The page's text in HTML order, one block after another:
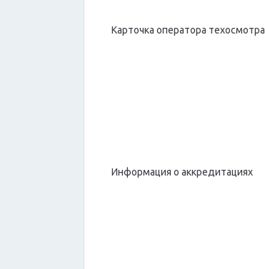
Карточка оператора техосмотра
Информация о аккредитациях